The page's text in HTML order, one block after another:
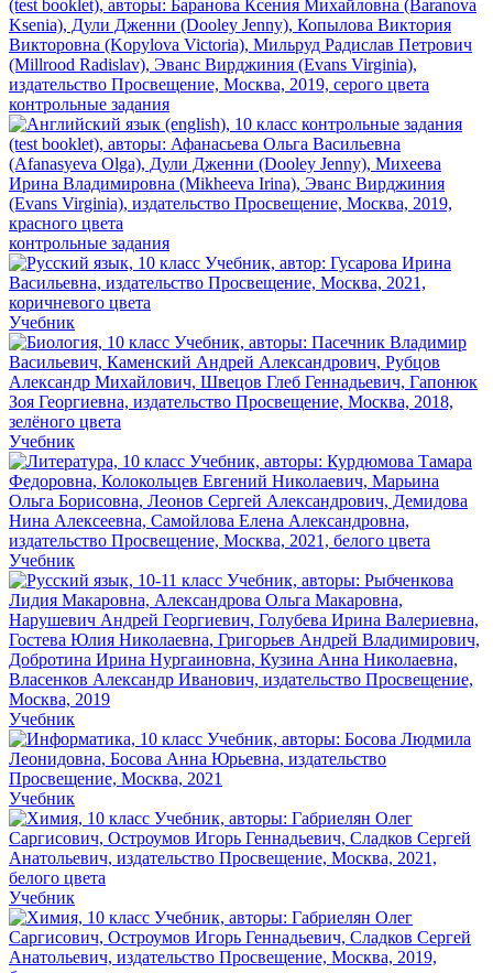
контрольные задания
контрольные задания
Учебник
Учебник
Учебник
Учебник
Учебник
Учебник